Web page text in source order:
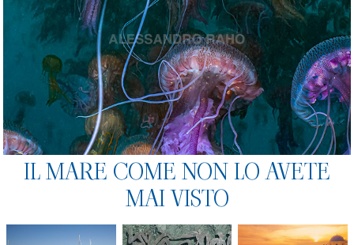
IL MARE COME NON LO AVETE
MAI VISTO